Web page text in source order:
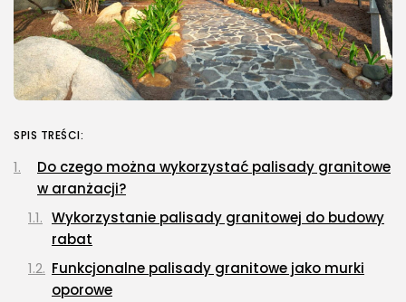
SPIS TREŚCI:
Do czego można wykorzystać palisady granitowe
w aranżacji?
Wykorzystanie palisady granitowej do budowy
rabat
Funkcjonalne palisady granitowe jako murki
oporowe